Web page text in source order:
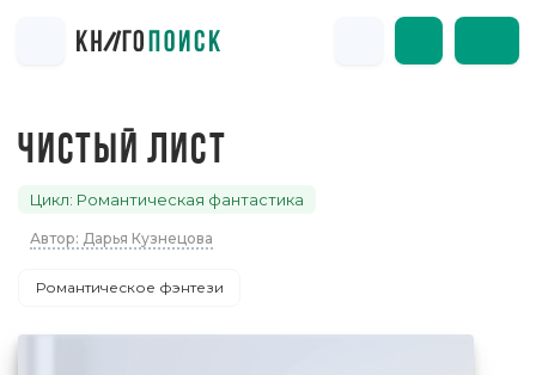
ЧИСТЫЙ ЛИСТ
Цикл: Романтическая фантастика
Автор: Дарья Кузнецова
Романтическое фэнтези